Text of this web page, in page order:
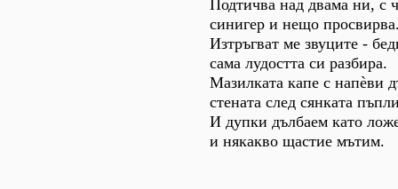
Подтичва над двама ни, с
синигер и нещо
Изтръгват ме звуците -
сама лудостта си разбира.
Мазилката капе с напèви
стената след сянката
И дупки дълбаем като
и някакво щастие мътим.